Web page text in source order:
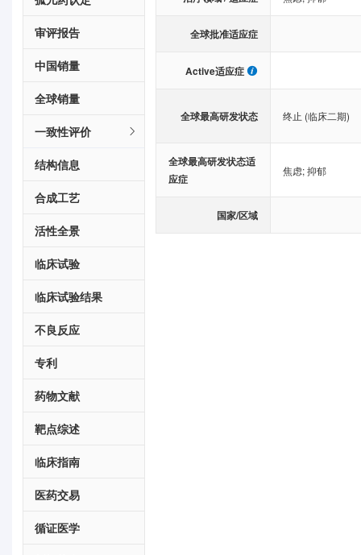
审评报告
中国销量
全球销量
一致性评价
结构信息
合成工艺
活性全景
临床试验
临床试验结果
不良反应
专利
药物文献
靶点综述
临床指南
医药交易
循证医学
全球批准适应症
Active适应症
全球最高研发状态 终止 (临床二期)
全球最高研发状态适
应症
焦虑;抑郁
国家/区域